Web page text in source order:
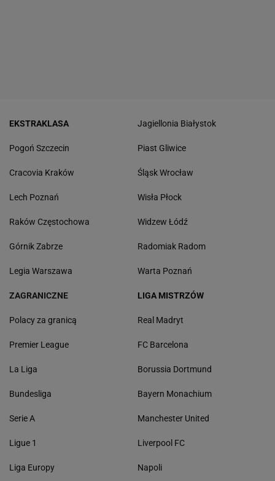
EKSTRAKLASA
Pogoń Szczecin
Cracovia Kraków
Lech Poznań
Raków Częstochowa
Górnik Zabrze
Legia Warszawa
Jagiellonia Białystok
Piast Gliwice
Śląsk Wrocław
Wisła Płock
Widzew Łódź
Radomiak Radom
Warta Poznań
ZAGRANICZNE
Polacy za granicą
Premier League
La Liga
Bundesliga
Serie A
Ligue 1
Liga Europy
LIGA MISTRZÓW
Real Madryt
FC Barcelona
Borussia Dortmund
Bayern Monachium
Manchester United
Liverpool FC
Napoli